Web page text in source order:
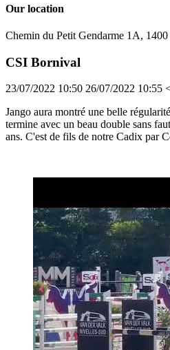
Our location
Chemin du Petit Gendarme 1A,
CSI Bornival
23/07/2022 10:50 26/07/2022 10:55
Jango aura montré une belle
termine avec un beau double sans
ans. C'est de fils de notre Cadix par